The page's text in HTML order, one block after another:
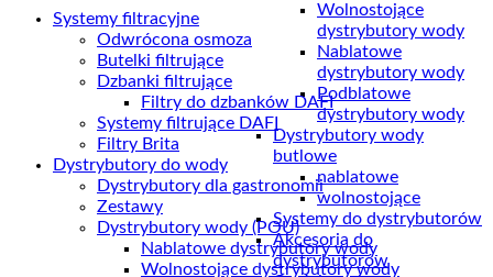
Wolnostojące
dystrybutory wody
Nablatowe
dystrybutory wody
Podblatowe
dystrybutory wody
Dystrybutory wody
butlowe
nablatowe
wolnostojące
Systemy do dystrybutorów
Akcesoria do
dystrybutorów
Systemy filtracyjne
Odwrócona osmoza
Butelki filtrujące
Dzbanki filtrujące
Filtry do dzbanków DAFI
Systemy filtrujące DAFI
Filtry Brita
Dystrybutory do wody
Dystrybutory dla gastronomii
Zestawy
Dystrybutory wody (POU)
Nablatowe dystrybutory wody
Wolnostojące dystrybutory wody